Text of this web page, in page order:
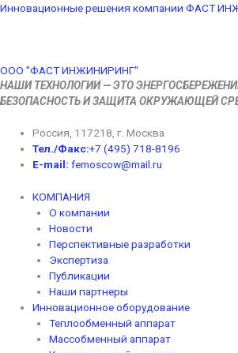
Перейти
Инновационные решения компании ФАСТ
ООО "ФАСТ ИНЖИНИРИНГ"
НАШИ ТЕХНОЛОГИИ — ЭТО
БЕЗОПАСНОСТЬ И ЗАЩИТА ОКРУЖАЮЩЕЙ
Россия, 117218, г. Москва
Тел./Факс:+7 (495) 718-8196
E-mail: femoscow@mail.ru
Меню
КОМПАНИЯ
O компании
Новости
Перспективные разработки
Экспертиза
Публикации
Наши партнеры
Инновационное оборудование
Теплообменный аппарат
Массобменный аппарат